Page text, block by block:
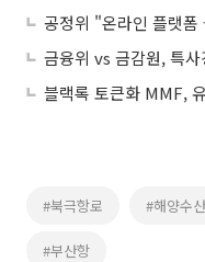
금융위 vs 금감원, 특사
블랙록 토큰화 MMF,
#북극항로 #해양수
#부산항